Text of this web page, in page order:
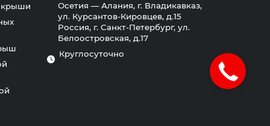
крыши
Осетия — Алания, г. Владикавказ,
ул. Курсантов-Кировцев, д.15
Россия, г. Санкт-Петербург, ул.
Белоостровская, д.17
Круглосуточно